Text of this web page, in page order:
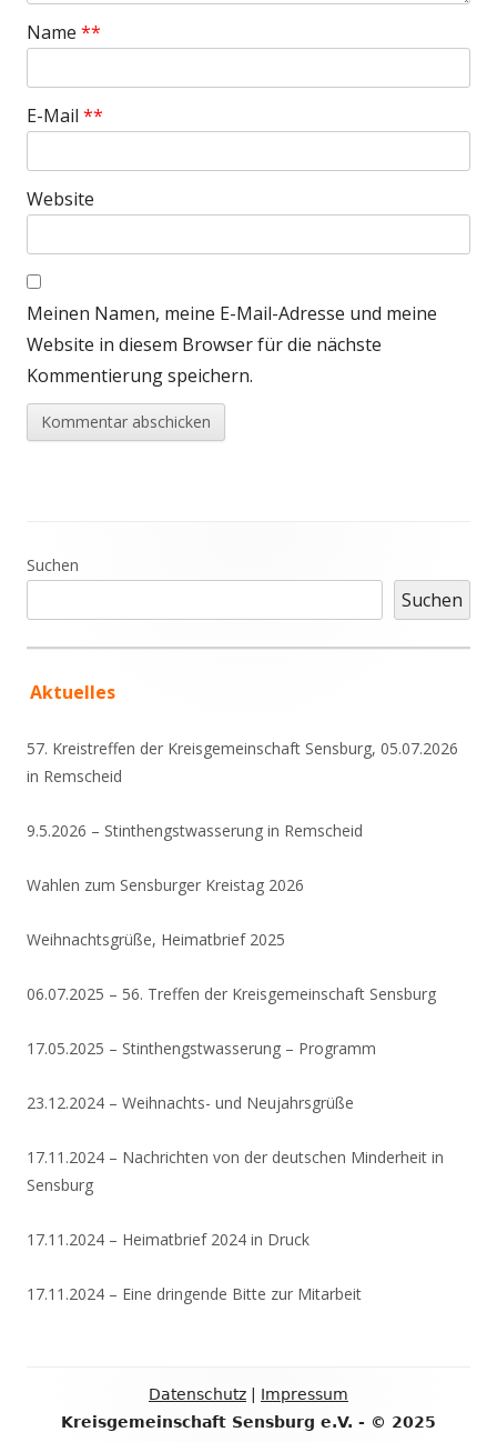
Name *
E-Mail *
Website
Meinen Namen, meine E-Mail-Adresse und meine
Website in diesem Browser für die nächste
Kommentierung speichern.
Haupt-
Suchen
Suchen
Aktuelles
57. Kreistreffen der Kreisgemeinschaft Sensburg, 05.07.2026
in Remscheid
9.5.2026 – Stinthengstwasserung in Remscheid
Wahlen zum Sensburger Kreistag 2026
Weihnachtsgrüße, Heimatbrief 2025
06.07.2025 – 56. Treffen der Kreisgemeinschaft Sensburg
17.05.2025 – Stinthengstwasserung – Programm
23.12.2024 – Weihnachts- und Neujahrsgrüße
17.11.2024 – Nachrichten von der deutschen Minderheit in
Sensburg
17.11.2024 – Heimatbrief 2024 in Druck
17.11.2024 – Eine dringende Bitte zur Mitarbeit
Inhalt
Datenschutz
Impressum
Kreisgemeinschaft Sensburg e.V. - © 2025